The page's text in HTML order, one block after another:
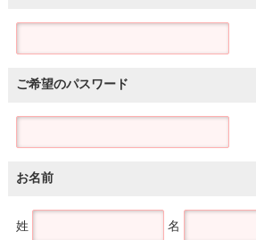
ご希望のパスワード
お名前
姓 名